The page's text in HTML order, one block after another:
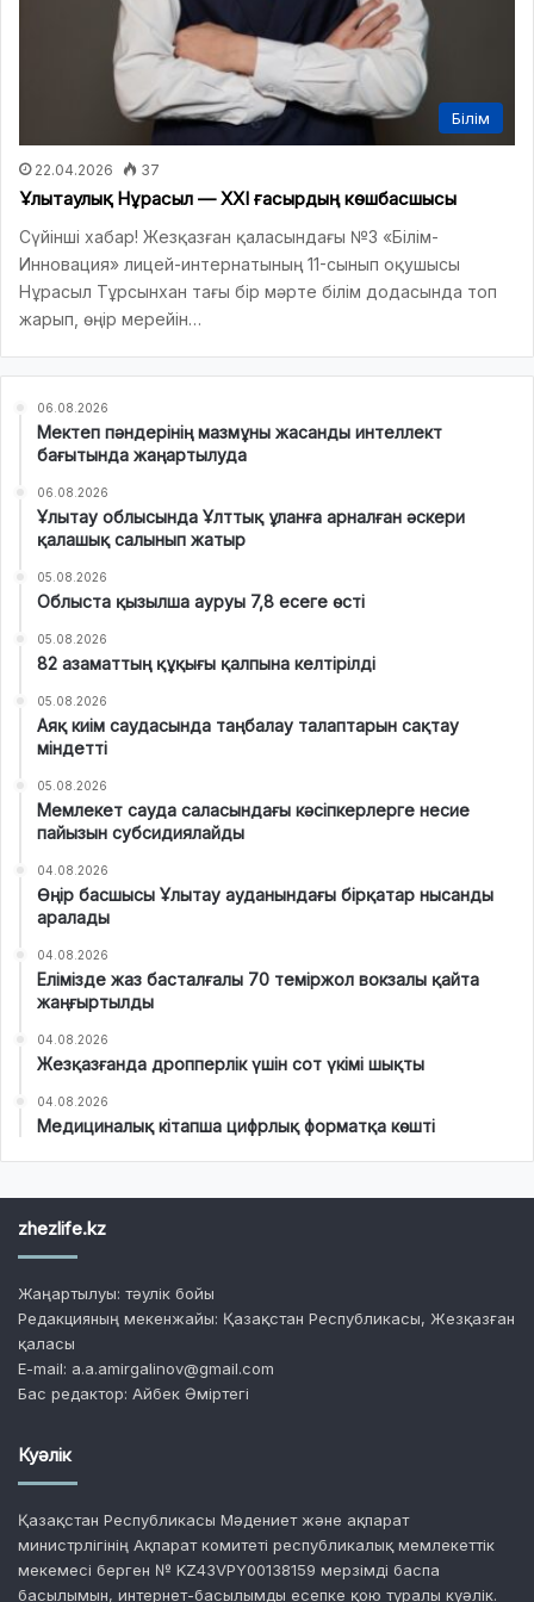
Білім
22.04.2026 37
Ұлытаулық Нұрасыл — XXI ғасырдың көшбасшысы
Сүйінші хабар! Жезқазған қаласындағы №3 «Білім-
Инновация» лицей-интернатының 11-сынып оқушысы
Нұрасыл Тұрсынхан тағы бір мәрте білім додасында топ
жарып, өңір мерейін…
06.08.2026
Мектеп пәндерінің мазмұны жасанды интеллект
бағытында жаңартылуда
06.08.2026
Ұлытау облысында Ұлттық ұланға арналған әскери
қалашық салынып жатыр
05.08.2026
Облыста қызылша ауруы 7,8 есеге өсті
05.08.2026
82 азаматтың құқығы қалпына келтірілді
05.08.2026
Аяқ киім саудасында таңбалау талаптарын сақтау
міндетті
05.08.2026
Мемлекет сауда саласындағы кәсіпкерлерге несие
пайызын субсидиялайды
04.08.2026
Өңір басшысы Ұлытау ауданындағы бірқатар нысанды
аралады
04.08.2026
Елімізде жаз басталғалы 70 теміржол вокзалы қайта
жаңғыртылды
04.08.2026
Жезқазғанда дропперлік үшін сот үкімі шықты
04.08.2026
Медициналық кітапша цифрлық форматқа көшті
zhezlife.kz
Жаңартылуы: тәулік бойы
Редакцияның мекенжайы: Қазақстан Республикасы, Жезқазған
қаласы
E-mail: a.a.amirgalinov@gmail.com
Бас редактор: Айбек Әміртегі
Куәлік
Қазақстан Республикасы Мәдениет және ақпарат
министрлігінің Ақпарат комитеті республикалық мемлекеттік
мекемесі берген № KZ43VPY00138159 мерзімді баспа
басылымын, интернет-басылымды есепке қою туралы куәлік.